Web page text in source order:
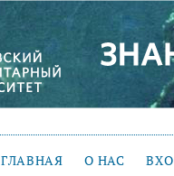
ГЛАВНАЯ О НАС